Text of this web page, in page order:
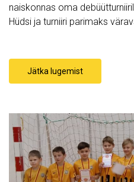
naiskonnas oma
Hüdsi ja turniiri parimaks
Jätka lugemist